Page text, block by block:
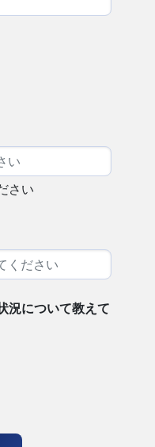
さい
況について教えて